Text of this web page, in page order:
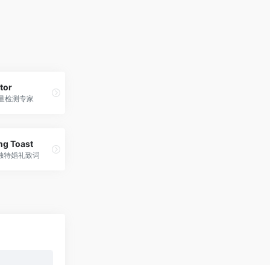
检测专家
Toast
特婚礼致词